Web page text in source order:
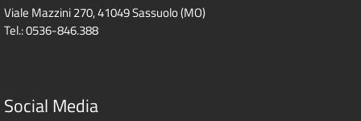
Viale Mazzini 270, 41049 Sassuolo (MO)
Tel.: 0536-846.388
Social Media